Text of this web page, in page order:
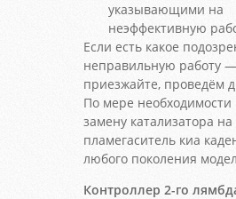
указывающими на
неэффективную
Если есть какое
неправильную работу —
приезжайте, проведём
По мере необходимости
замену катализатора на
пламегаситель киа
любого поколения
Контроллер 2-го